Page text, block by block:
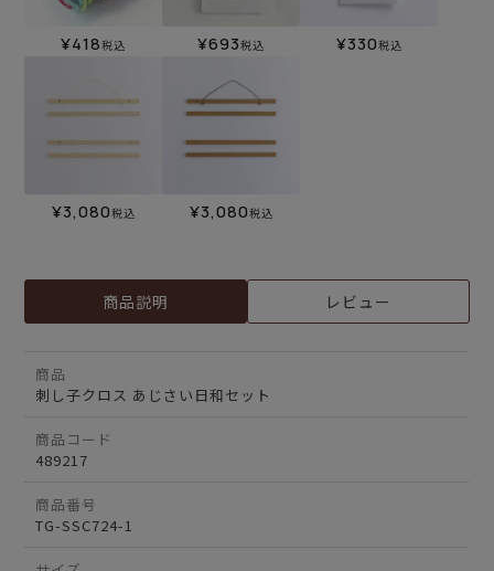
¥418税込 ¥693税込 ¥330税込
¥3,080税込 ¥3,080税込
商品説明 レビュー
商品
刺し子クロス あじさい日和セット
商品コード
489217
商品番号
TG-SSC724-1